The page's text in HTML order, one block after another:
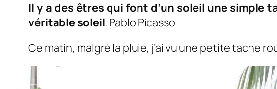
Il y a des êtres qui font d’un soleil une simple
véritable soleil. Pablo Picasso
Ce matin, malgré la pluie, j’ai vu une petite tache